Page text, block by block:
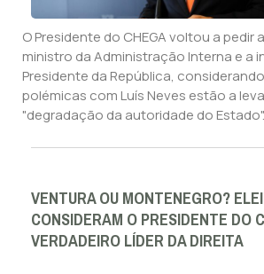
O Presidente do CHEGA voltou a pedir
ministro da Administração Interna e a
Presidente da República,
polémicas com Luís Neves estão a
"degradação da autoridade do Estado".
VENTURA OU MONTENEGRO?
CONSIDERAM O PRESIDENTE DO
VERDADEIRO LÍDER DA DIREITA